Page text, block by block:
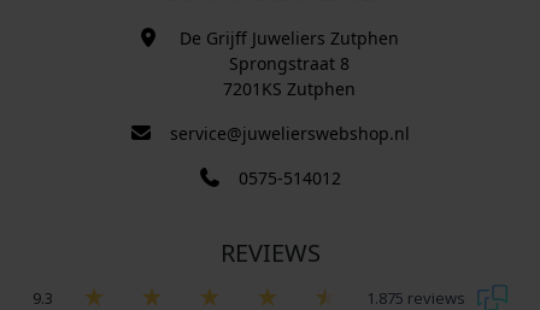
De Grijff Juweliers Zutphen
Sprongstraat 8
7201KS Zutphen
service@juwelierswebshop.nl
0575-514012
REVIEWS
9.3 1.875 reviews